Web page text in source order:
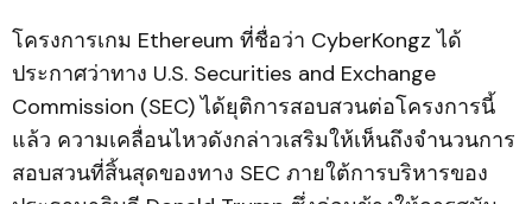
โครงการเกม Ethereum ที่ชื่อว่า CyberKongz ได้
ประกาศว่าทาง U.S. Securities and Exchange
Commission (SEC) ได้ยุติการสอบสวนต่อโครงการนี้
แล้ว ความเคลื่อนไหวดังกล่าวเสริมให้เห็นถึงจำนวนการ
สอบสวนที่สิ้นสุดของทาง SEC ภายใต้การบริหารของ